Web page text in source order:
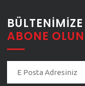
BÜLTENIMIZE
ABONE OLUN